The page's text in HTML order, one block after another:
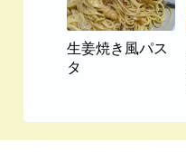
生姜焼き風パス
タ